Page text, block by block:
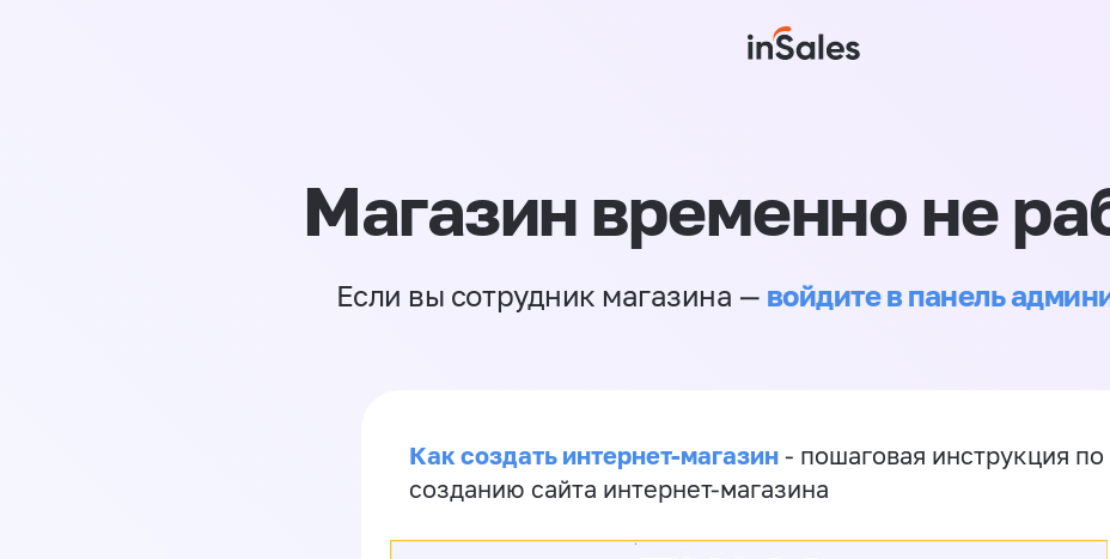
Магазин временно не
Если вы сотрудник магазина — войдите в панель
Как создать интернет-магазин - пошаговая инструкция по
созданию сайта интернет-магазина